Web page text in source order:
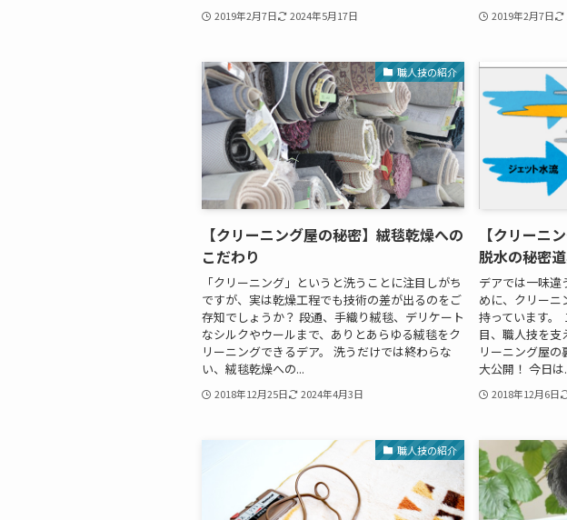
2019年2月7日 2024年5月17日 2019年2月7日
職人技の紹介
【クリーニング屋の秘密】絨毯乾燥への
こだわり
「クリーニング」というと洗うことに注目しがち
ですが、実は乾燥工程でも技術の差が出るのをご
存知でしょうか？ 段通、手織り絨毯、デリケート
なシルクやウールまで、ありとあらゆる絨毯をク
リーニングできるデア。 洗うだけでは終わらな
い、絨毯乾燥への...
2018年12月25日 2024年4月3日
【クリーニ
脱水の秘密
デアでは一味違
めに、クリーニ
持っています。
目、職人技を支
リーニング屋
大公開！ 今日は
2018年12月6日
職人技の紹介